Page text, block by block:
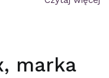
marka